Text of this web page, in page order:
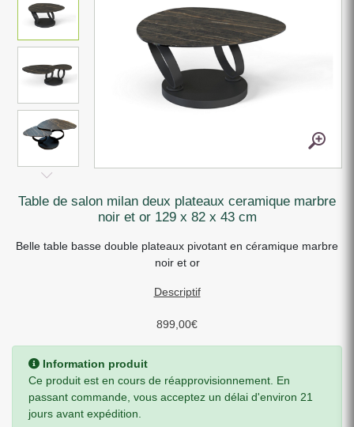
table de salon milan deux plateaux ceramique marbre
noir et or 129 x 82 x 43 cm
Belle table basse double plateaux pivotant en céramique marbre
noir et or
Descriptif
899,00€
Information produit
Ce produit est en cours de réapprovisionnement. En
passant commande, vous acceptez un délai d'environ 21
jours avant expédition.